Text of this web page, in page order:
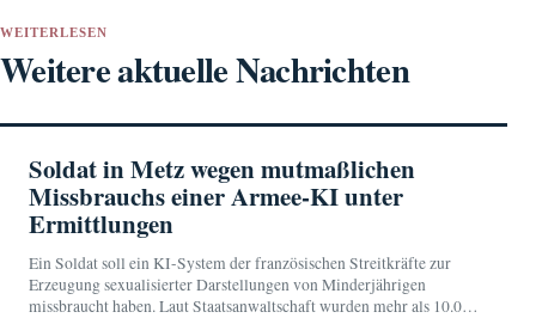
WEITERLESEN
Weitere aktuelle Nachrichten
Soldat in Metz wegen mutmaßlichen
Missbrauchs einer Armee-KI unter
Ermittlungen
Ein Soldat soll ein KI-System der französischen Streitkräfte zur
Erzeugung sexualisierter Darstellungen von Minderjährigen
missbraucht haben. Laut Staatsanwaltschaft wurden mehr als 10.000